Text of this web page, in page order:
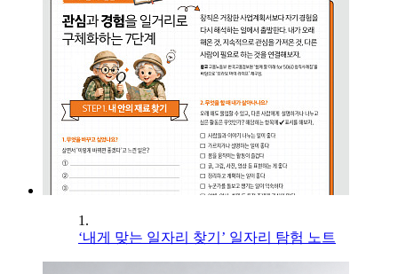
1.
‘내게 맞는 일자리 찾기’ 일자리 탐험 노트